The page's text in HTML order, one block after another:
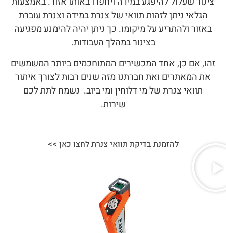
הגלאי ניתן לזהות תוואי של צנרת במידה וצנרת עוברת
באזור ולהתריע על מיקומו. כך ניתן יהיה להימנע מפגיעה
בצינור במהלך העבודות.
זהו, אם כן, אחד המכשירים המתוחכמים ביותר המשמשים
את המאתרים ואת חברתנו מזה שנים רבות לצורך איתור
תוואי צנרת של מי דלוחין ומי ביוב. נשמח לתת לכם
שירות.
להזמנת בדיקת תוואי צנרת לחצו כאן >>